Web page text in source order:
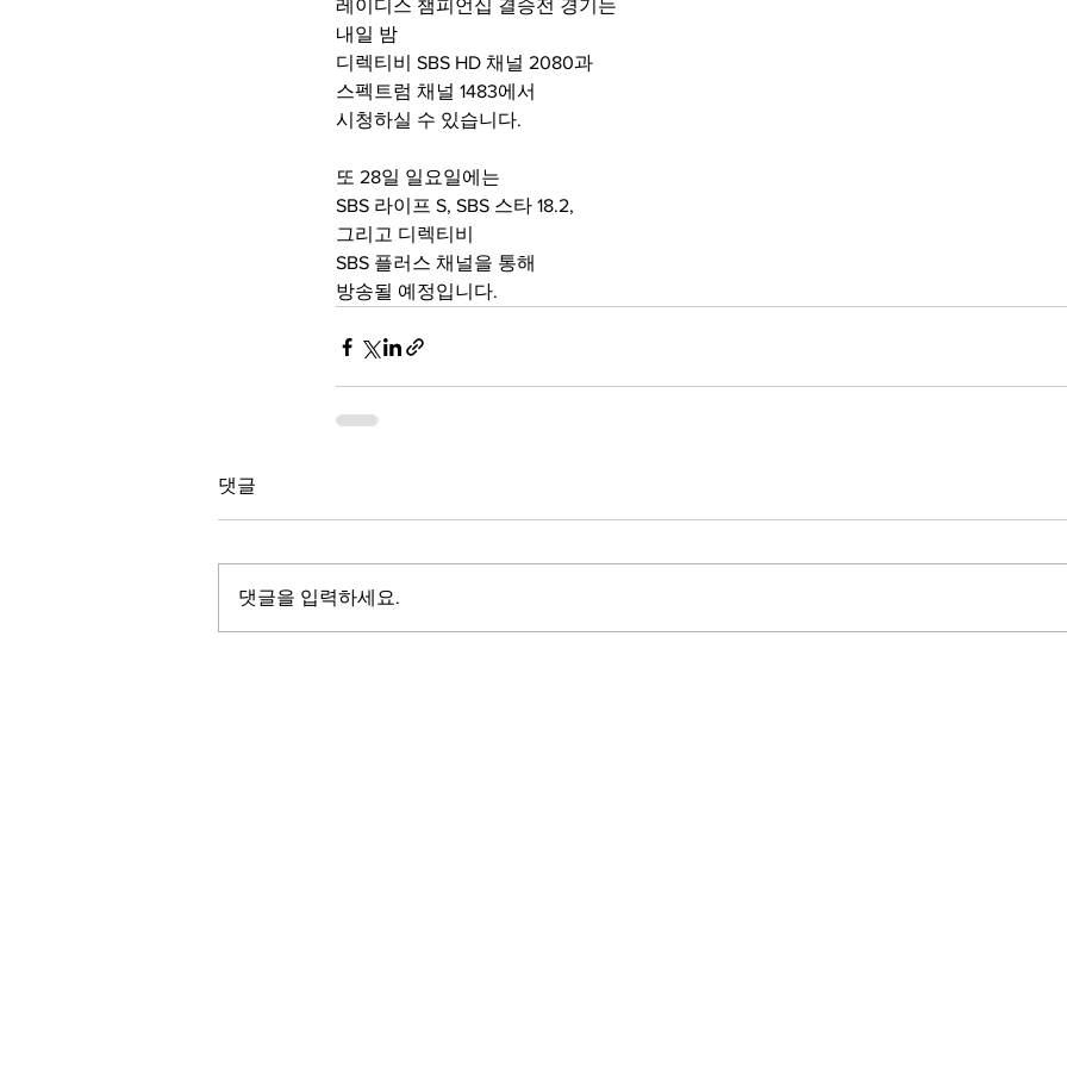
레이디스 챔피언십 결승전 경기는
내일 밤
디렉티비 SBS HD 채널 2080과
스펙트럼 채널 1483에서
시청하실 수 있습니다.
또 28일 일요일에는
SBS 라이프 S, SBS 스타 18.2,
그리고 디렉티비
SBS 플러스 채널을 통해
방송될 예정입니다.
댓글
댓글을 입력하세요.